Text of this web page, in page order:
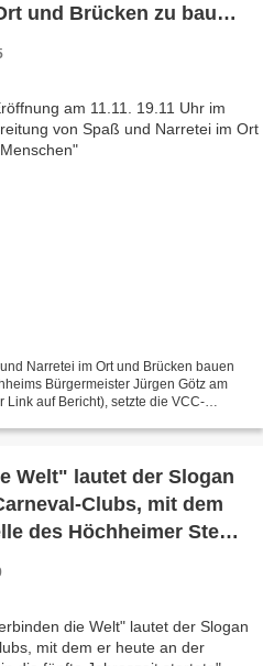
und Brücken zu bauen
Narretei im Ort und Brücken bauen
Bürgermeister Jürgen Götz am
Link auf Bericht), setzte die VCC-
Welt" lautet der Slogan
Clubs, mit dem
des Höchheimer Stegs